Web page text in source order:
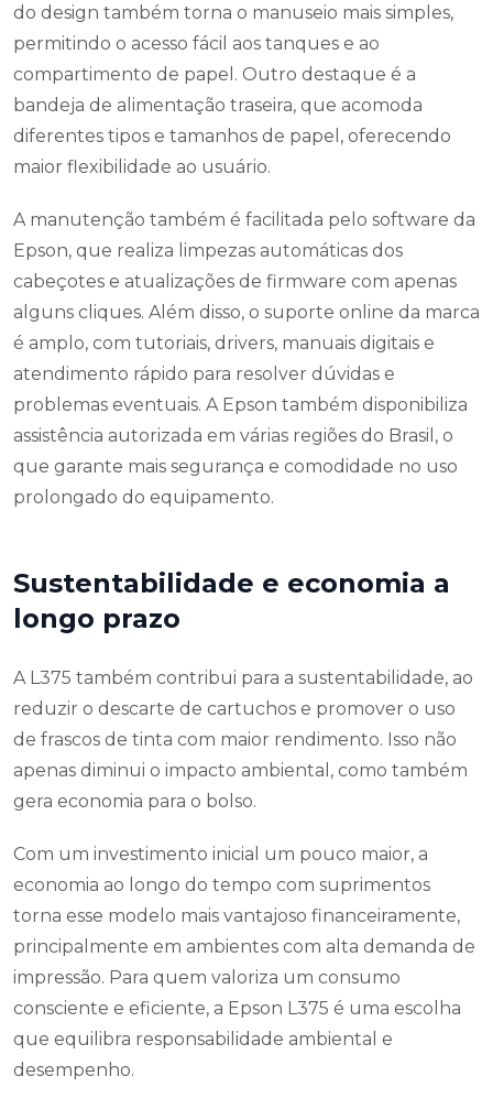
do design também torna o manuseio mais simples,
permitindo o acesso fácil aos tanques e ao
compartimento de papel. Outro destaque é a
bandeja de alimentação traseira, que acomoda
diferentes tipos e tamanhos de papel, oferecendo
maior flexibilidade ao usuário.
A manutenção também é facilitada pelo software da
Epson, que realiza limpezas automáticas dos
cabeçotes e atualizações de firmware com apenas
alguns cliques. Além disso, o suporte online da marca
é amplo, com tutoriais, drivers, manuais digitais e
atendimento rápido para resolver dúvidas e
problemas eventuais. A Epson também disponibiliza
assistência autorizada em várias regiões do Brasil, o
que garante mais segurança e comodidade no uso
prolongado do equipamento.
Sustentabilidade e economia a
longo prazo
A L375 também contribui para a sustentabilidade, ao
reduzir o descarte de cartuchos e promover o uso
de frascos de tinta com maior rendimento. Isso não
apenas diminui o impacto ambiental, como também
gera economia para o bolso.
Com um investimento inicial um pouco maior, a
economia ao longo do tempo com suprimentos
torna esse modelo mais vantajoso financeiramente,
principalmente em ambientes com alta demanda de
impressão. Para quem valoriza um consumo
consciente e eficiente, a Epson L375 é uma escolha
que equilibra responsabilidade ambiental e
desempenho.